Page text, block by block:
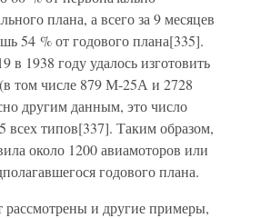
плана, а всего за 9 месяцев
54 % от годового плана[335].
в 1938 году удалось изготовить
том числе 879 М-25А и 2728
другим данным, это число
всех типов[337]. Таким образом,
около 1200 авиамоторов или
годового плана.
рассмотрены и другие примеры,